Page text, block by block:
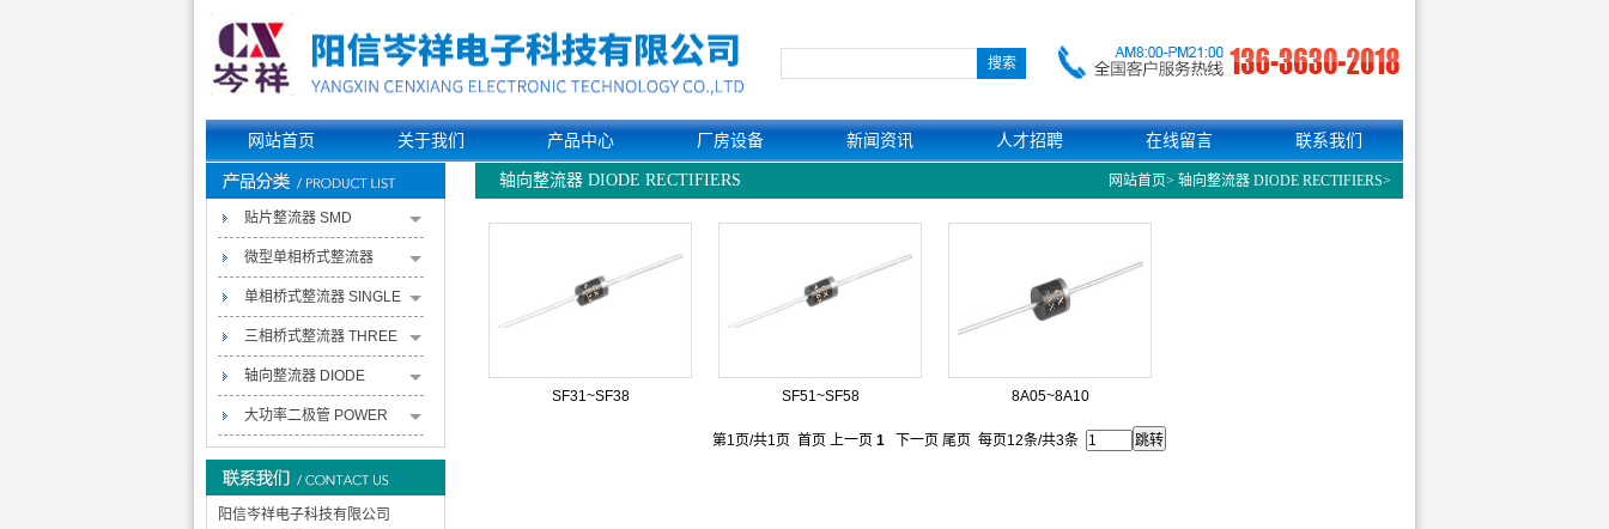
网站首页 关于我们 产品中心 厂房设备 新闻资讯 人才招聘 在线留言 联系我们
贴片整流器 SMD
RECTIFIERS
微型单相桥式整流器
MINIATURE SINGLE-
PHASE BRIDGE
RECTIFIERS
单相桥式整流器 SINGLE
PHASE BRIDGE
RECTIFIERS
三相桥式整流器 THREE
PHASE BRIDGE
RECTIFIERS
轴向整流器 DIODE
RECTIFIERS
大功率二极管 POWER
阳信岑祥电子科技有限公司
轴向整流器 DIODE RECTIFIERS 网站首页> 轴向整流器 DIODE RECTIFIERS>
SF31~SF38 SF51~SF58 8A05~8A10
第1页/共1页 首页 上一页 1 下一页 尾页 每页12条/共3条